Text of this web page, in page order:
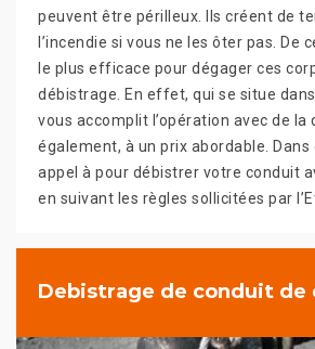
peuvent être périlleux. Ils créent de
l’incendie si vous ne les ôter pas. De
le plus efficace pour dégager ces
débistrage. En effet, qui se situe
vous accomplit l’opération avec de la
également, à un prix abordable. Dans
appel à pour débistrer votre conduit
en suivant les règles sollicitées par
Debistrage de conduit de